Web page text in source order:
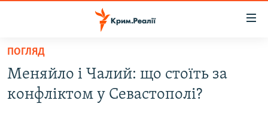
Перейти
основного
матеріалу
Перейти
ВОДА.КРИМ
ВІДЕО ТА ФОТО
ПОГЛЯД
Меняйло і Чалий: що стоїть за
конфліктом у Севастополі?